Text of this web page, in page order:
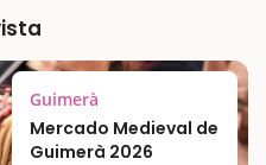
Guimerà
Mercado Medieval de
Guimerà 2026